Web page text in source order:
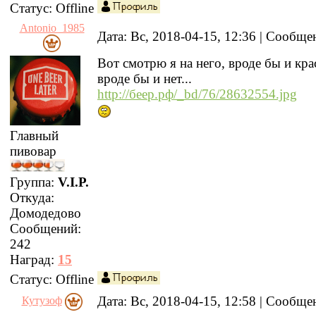
Статус: Offline
Antonio_1985
Дата: Вс, 2018-04-15, 12:36 |
Главный
пивовар
Группа: V.I.P.
Откуда:
Домодедово
Сообщений:
242
Наград: 15
Вот смотрю я на него, вроде бы и
вроде бы и нет...
http://беер.рф/_bd/76/28632554.jpg
Статус: Offline
Кутузоф Дата: Вс, 2018-04-15, 12:58 |